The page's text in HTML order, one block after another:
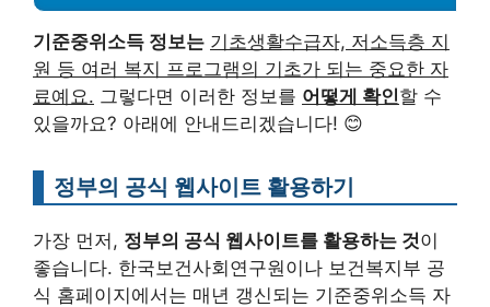
기준중위소득 정보는 기초생활수급자, 저소득층 지
원 등 여러 복지 프로그램의 기초가 되는 중요한 자
료예요. 그렇다면 이러한 정보를 어떻게 확인할 수
있을까요? 아래에 안내드리겠습니다! 😊
정부의 공식 웹사이트 활용하기
가장 먼저, 정부의 공식 웹사이트를 활용하는 것이
좋습니다. 한국보건사회연구원이나 보건복지부 공
식 홈페이지에서는 매년 갱신되는 기준중위소득 자